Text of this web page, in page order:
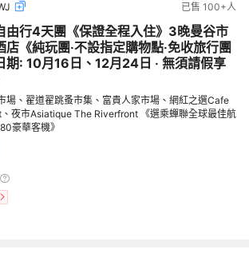
已售 100+人
由行4天團《保證全程入住》3晚曼谷市
《純玩團‧不設指定購物點‧免收旅行團
期: 10月16日、12月24日 ‧ 無須請假享
場、翟道翟跳蚤市集、富貴人家市場、網紅之選Cafe
夜市Asiatique The Riverfront 《選乘蟬聯全球最佳航
豪華客機》